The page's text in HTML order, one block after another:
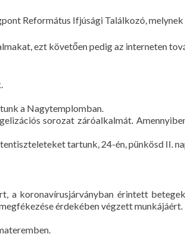
Református Ifjúsági Találkozó,
ezt követően pedig az interneten
a Nagytemplomban.
sorozat záróalkalmát.
tartunk, 24-én, pünkösd II.
a koronavírusjárványban érintett
érdekében végzett munkájáért.